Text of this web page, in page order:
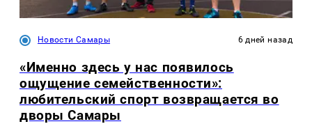
Новости Самары 6 дней назад
«Именно здесь у нас появилось
ощущение семейственности»:
любительский спорт возвращается во
дворы Самары